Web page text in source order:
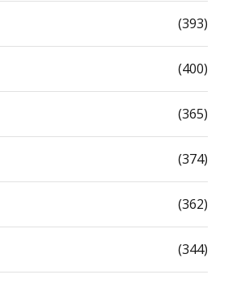
(393)
(400)
(365)
(374)
(362)
(344)